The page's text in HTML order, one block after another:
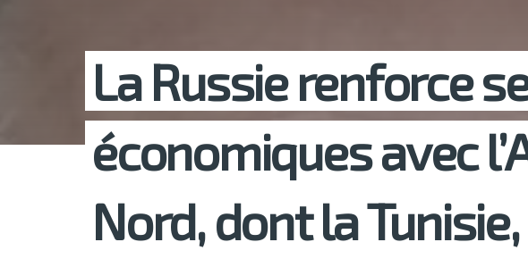
La Russie renforce
économiques avec
Nord, dont la